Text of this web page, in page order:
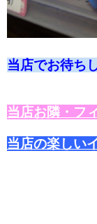
当店でお待ち
当店お隣・フ
当店の楽しい